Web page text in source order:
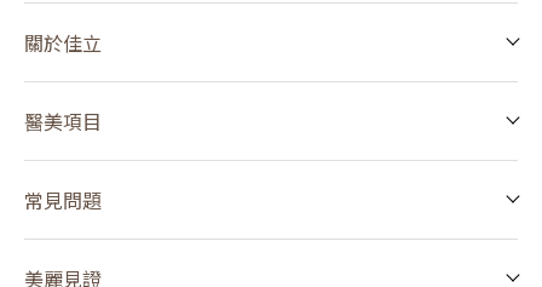
關於佳立
醫美項目
常見問題
美麗見證